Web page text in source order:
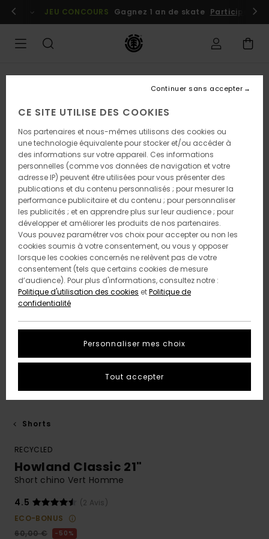
l'information
Se connecter / s'inscrire
JEU CONCOURS Gagnez 1 an de skate Participez
Shorts
RECYCLED
Howland Classic 21"
Short chino Vert Homme
4.5
(2 Avis)
ECO-BONUS
60,00 €
50%
CE SITE UTILISE DES COOKIES
Nos partenaires et nous-mêmes utilisons des cookies ou
une technologie équivalente pour stocker et/ou accéder à
des informations sur votre appareil. Ces informations
personnelles (comme vos données de navigation et votre
adresse IP) peuvent être utilisées pour vous présenter des
publications et du contenu personnalisés ; pour mesurer la
performance publicitaire et du contenu ; pour personnaliser
les publicités ; et en apprendre plus sur leur audience ; pour
développer et améliorer les produits de nos partenaires.
Vous pouvez paramétrer vos choix pour accepter ou non les
cookies soumis à votre consentement, ou vous y opposer
lorsque les cookies concernés ne relèvent pas de votre
consentement (tels que certains cookies de mesure
d’audience). Pour plus d'informations, consultez notre :
Politique d'utilisation des cookies etPolitique de
confidentialité
Personnaliser mes choix
Continuer sans accepter
Tout accepter